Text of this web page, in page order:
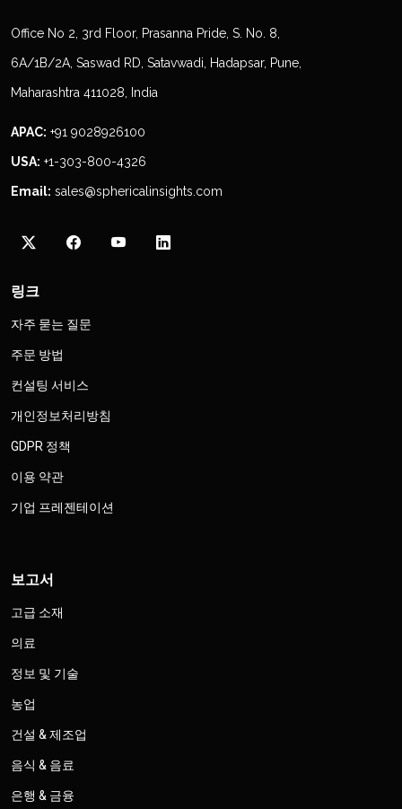
Office No 2, 3rd Floor, Prasanna Pride, S. No. 8,
6A/1B/2A, Saswad RD, Satavwadi, Hadapsar, Pune,
Maharashtra 411028, India
APAC: +91 9028926100
USA: +1-303-800-4326
Email: sales@sphericalinsights.com
링크
자주 묻는 질문
주문 방법
컨설팅 서비스
개인정보처리방침
GDPR 정책
이용 약관
기업 프레젠테이션
보고서
고급 소재
의료
정보 및 기술
농업
건설 & 제조업
음식 & 음료
은행 & 금융